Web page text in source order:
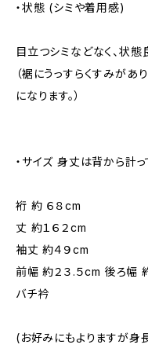
・状態 (シミや着用感)
目立つシミなどなく、状
（裾にうっすらくすみがあ
になります。）
・サイズ 身丈は背から計っ
裄 約 ６８cm
丈 約１６２cm
袖丈 約４９cm
前幅 約２３.５cm 後ろ幅
バチ衿
(お好みにもよりますが身